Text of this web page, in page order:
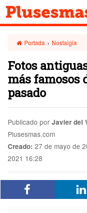
Portada › Nostalgia
Fotos
más famosos
pasado
Publicado por Javier del
Plusesmas.com
Creado: 27 de mayo de
2021 16:28